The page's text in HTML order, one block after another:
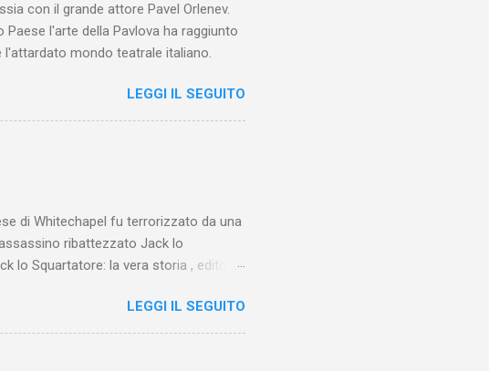
con il grande attore Pavel Orlenev.
l'arte della Pavlova ha raggiunto
mondo teatrale italiano.
LEGGI IL SEGUITO
di Whitechapel fu terrorizzato da una
ribattezzato Jack lo
lo Squartatore: la vera storia , edito da
di Whitechapel e del East End e a
davvero sconsolante:
classista, e al suo vertice c’era una
LEGGI IL SEGUITO